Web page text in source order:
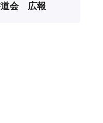
道会 広報